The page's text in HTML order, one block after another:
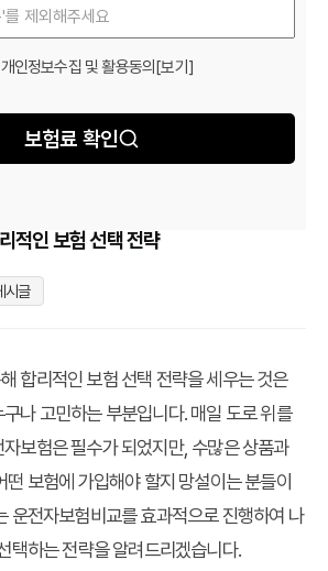
개인정보수집 및 활용동의 [보기]
보험료 확인
적인 보험 선택 전략
시글
합리적인 보험 선택 전략을 세우는 것은
나 고민하는 부분입니다. 매일 도로 위를
보험은 필수가 되었지만, 수많은 상품과
보험에 가입해야 할지 망설이는 분들이
운전자보험비교를 효과적으로 진행하여 나
택하는 전략을 알려드리겠습니다.